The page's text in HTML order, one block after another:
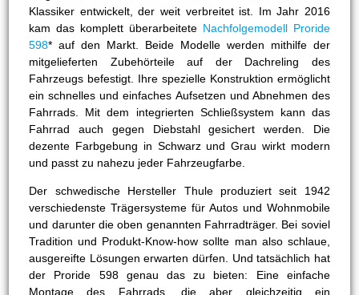
Klassiker entwickelt, der weit verbreitet ist. Im Jahr 2016
kam das komplett überarbeitete Nachfolgemodell Proride
598* auf den Markt. Beide Modelle werden mithilfe der
mitgelieferten Zubehörteile auf der Dachreling des
Fahrzeugs befestigt. Ihre spezielle Konstruktion ermöglicht
ein schnelles und einfaches Aufsetzen und Abnehmen des
Fahrrads. Mit dem integrierten Schließsystem kann das
Fahrrad auch gegen Diebstahl gesichert werden. Die
dezente Farbgebung in Schwarz und Grau wirkt modern
und passt zu nahezu jeder Fahrzeugfarbe.
Der schwedische Hersteller Thule produziert seit 1942
verschiedenste Trägersysteme für Autos und Wohnmobile
und darunter die oben genannten Fahrradträger. Bei soviel
Tradition und Produkt-Know-how sollte man also schlaue,
ausgereifte Lösungen erwarten dürfen. Und tatsächlich hat
der Proride 598 genau das zu bieten: Eine einfache
Montage des Fahrrads, die aber gleichzeitig ein